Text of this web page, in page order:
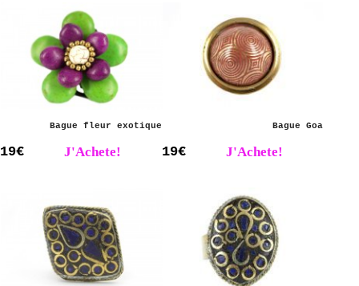
Bague fleur exotique
19€ J'Achete!
Bague Goa
19€ J'Achete!